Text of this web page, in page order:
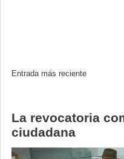
Entrada más reciente
La revocatoria
ciudadana